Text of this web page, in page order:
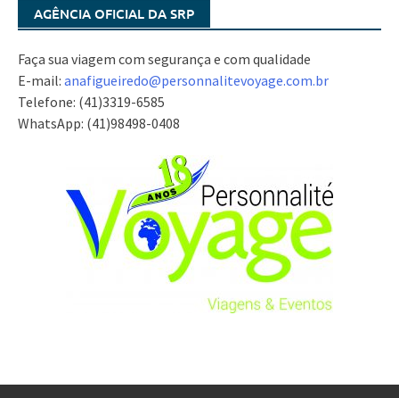
AGÊNCIA OFICIAL DA SRP
Faça sua viagem com segurança e com qualidade
E-mail: anafigueiredo@personnalitevoyage.com.br
Telefone: (41)3319-6585
WhatsApp: (41)98498-0408